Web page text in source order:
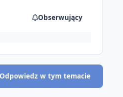
Obserwujący
w tym temacie